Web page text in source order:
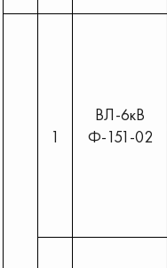
1
ВЛ-6кВ
Ф-151-02